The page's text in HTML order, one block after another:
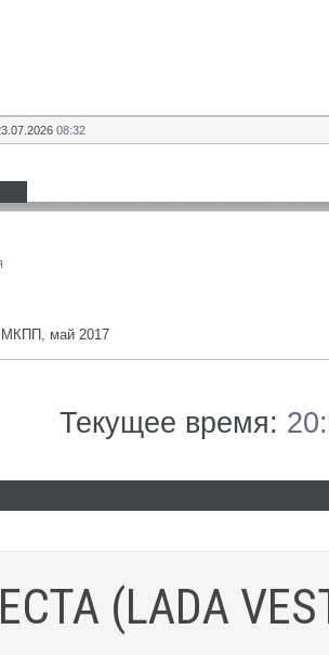
08:32
МКПП, май 2017
Текущее время:
(LADA